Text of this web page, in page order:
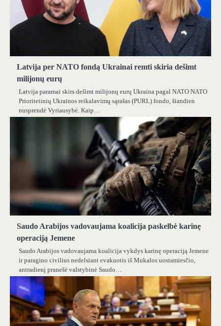
Latvija per NATO fondą Ukrainai remti skiria dešimt
milijonų eurų
Latvija paramai skirs dešimt milijonų eurų Ukraina pagal NATO NATO
Prioritetinių Ukrainos reikalavimų sąrašas (PURL) fondo, šiandien
nusprendė Vyriausybė. Kaip…
Saudo Arabijos vadovaujama koalicija paskelbė karinę
operaciją Jemene
Saudo Arabijos vadovaujama koalicija vykdys karinę operaciją Jemene
ir paragino civilius nedelsiant evakuotis iš Mukalos uostamiesčio,
antradienį pranešė valstybinė Saudo…